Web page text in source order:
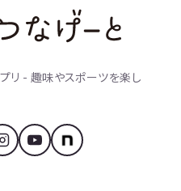
リ - 趣味やスポーツを楽し